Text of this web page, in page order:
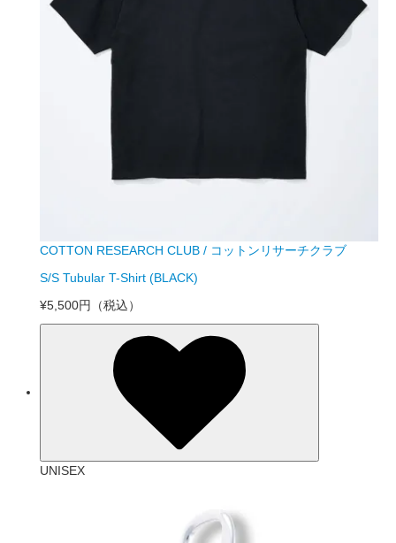
COTTON RESEARCH CLUB / コットンリサーチクラブ
S/S Tubular T-Shirt (BLACK)
¥5,500円
（税込）
UNISEX